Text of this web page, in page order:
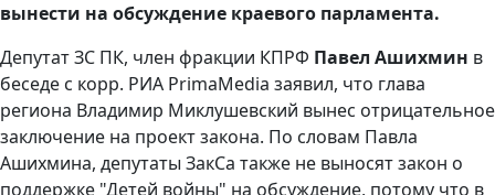
вынести на обсуждение краевого парламента.
Депутат ЗС ПК, член фракции КПРФ Павел Ашихмин в
беседе с корр. РИА PrimaMedia заявил, что глава
региона Владимир Миклушевский вынес отрицательное
заключение на проект закона. По словам Павла
Ашихмина, депутаты ЗакСа также не выносят закон о
поддержке "Детей войны" на обсуждение, потому что в